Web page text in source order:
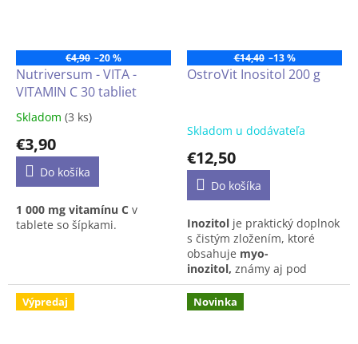
oxidáciou.
€4,90 –20 %
Nutriversum - VITA -
VITAMIN C 30 tabliet
Priemerné
produktu
5,0
5
hviezdičiek.
Skladom (3 ks)
€3,90
Do košíka
1 000 mg vitamínu C v
tablete so šípkami.
€14,40 –13 %
OstroVit Inositol 200 g
Skladom u dodávateľa
€12,50
Do košíka
Inozitol je praktický doplnok
s čistým zložením, ktoré
obsahuje myo-
inozitol, známy aj pod
názvom vitamín B8. Na
rozdiel od väčšiny iných
vitamínov sa prirodzene
Výpredaj Novinka